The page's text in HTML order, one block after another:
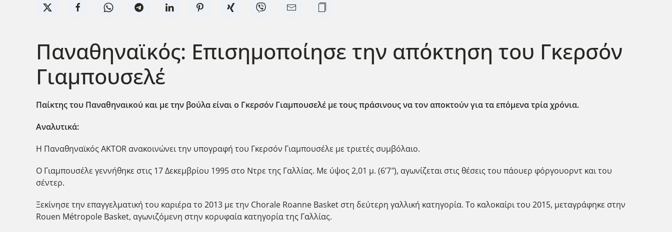
Παναθηναϊκός: Επισημοποίησε την απόκτηση του Γκερσόν
Γιαμπουσελέ
Παίκτης του Παναθηναικού και με την βούλα είναι ο Γκερσόν Γιαμπουσελέ με τους πράσινους να τον αποκτούν για τα επόμενα τρία χρόνια.
Αναλυτικά:
Η Παναθηναϊκός AKTOR ανακοινώνει την υπογραφή του Γκερσόν Γιαμπουσέλε με τριετές συμβόλαιο.
Ο Γιαμπουσέλε γεννήθηκε στις 17 Δεκεμβρίου 1995 στο Ντρε της Γαλλίας. Με ύψος 2,01 μ. (6’7″), αγωνίζεται στις θέσεις του πάουερ φόργουορντ και του
σέντερ.
Ξεκίνησε την επαγγελματική του καριέρα το 2013 με την Chorale Roanne Basket στη δεύτερη γαλλική κατηγορία. Το καλοκαίρι του 2015, μεταγράφηκε στην
Rouen Métropole Basket, αγωνιζόμενη στην κορυφαία κατηγορία της Γαλλίας.